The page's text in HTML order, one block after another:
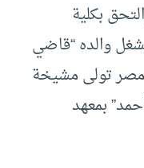
بكلية
والده “قاضي
مصر تولى مشيخة
بمعهد